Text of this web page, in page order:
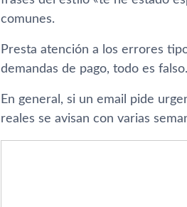
comunes.
Presta atención a los errores
demandas de pago, todo es falso.
En general, si un email pide
reales se avisan con varias